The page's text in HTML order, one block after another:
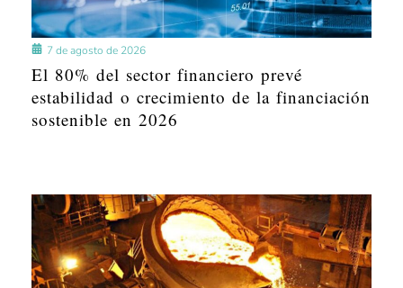
7 de agosto de 2026
El 80% del sector financiero prevé
estabilidad o crecimiento de la financiación
sostenible en 2026